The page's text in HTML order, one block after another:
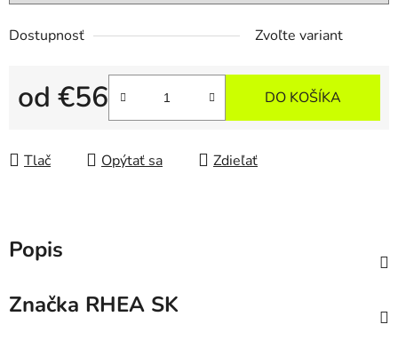
Dostupnosť Zvoľte variant
od €56
Jednotková cena:
DO KOŠÍKA
Tlač Opýtať sa Zdieľať
Popis
Značka RHEA SK